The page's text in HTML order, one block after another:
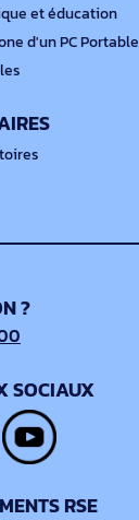
et éducation
d'un PC Portable
?
SOCIAUX
RSE